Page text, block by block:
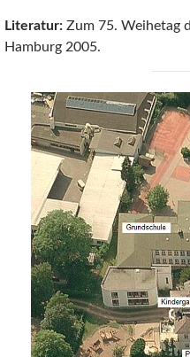
Literatur: Zum 75. Weihetag
Hamburg 2005.